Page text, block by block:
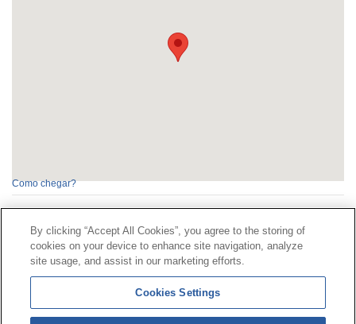
Como chegar?
Contacto|Perfil do contratante|Reclamacións
Liña Universal 900 203 203|Zona Privada Comisión de
Prestacións Especiais|Zona Privada Provedor Sanitario
© Mutua Universal 2026| Mapa do sitio | Aviso legal |
By clicking “Accept All Cookies”, you agree to the storing of
cookies on your device to enhance site navigation, analyze
site usage, and assist in our marketing efforts.
Cookies Settings